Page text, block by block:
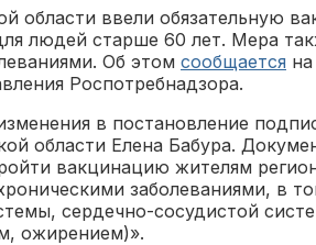
области ввели обязательную
людей старше 60 лет. Мера
Об этом сообщается
Роспотребнадзора.
в постановление
области Елена Бабура.
вакцинацию жителям
заболеваниями, в
сердечно-сосудистой
ожирением)».